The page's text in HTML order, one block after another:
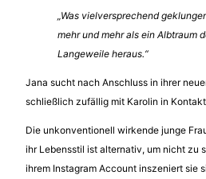
„Was vielversprechend
mehr und mehr als ein Albtraum
Langeweile heraus.“
Jana sucht nach Anschluss in ihrer
schließlich zufällig mit Karolin in
Die unkonventionell wirkende junge
ihr Lebensstil ist alternativ, um nicht zu
ihrem Instagram Account inszeniert sie